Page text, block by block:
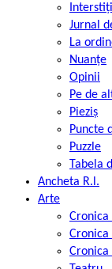
Jurnal
La
Nuanțe
Opinii
Pe de
Pieziș
Puncte
Puzzle
Tabela
Ancheta R.l.
Arte
Cronica